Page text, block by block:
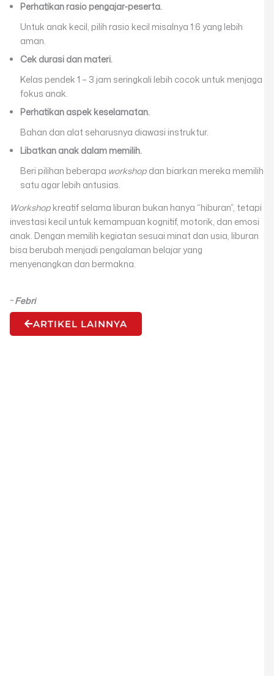
Perhatikan rasio pengajar-peserta.
Untuk anak kecil, pilih rasio kecil misalnya 1:6 yang lebih
aman.
Cek durasi dan materi.
Kelas pendek 1 – 3 jam seringkali lebih cocok untuk menjaga
fokus anak.
Perhatikan aspek keselamatan.
Bahan dan alat seharusnya diawasi instruktur.
Libatkan anak dalam memilih.
Beri pilihan beberapa workshop dan biarkan mereka memilih
satu agar lebih antusias.
Workshop kreatif selama liburan bukan hanya “hiburan”, tetapi
investasi kecil untuk kemampuan kognitif, motorik, dan emosi
anak. Dengan memilih kegiatan sesuai minat dan usia, liburan
bisa berubah menjadi pengalaman belajar yang
menyenangkan dan bermakna.
~Febri
ARTIKEL LAINNYA